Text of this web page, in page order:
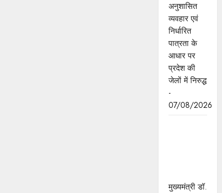
अनुशासित
व्यवहार एवं
निर्धारित
पात्रता के
आधार पर
प्रदेश की
जेलों में निरुद्ध
-
07/08/2026
मुख्यमंत्री डॉ.